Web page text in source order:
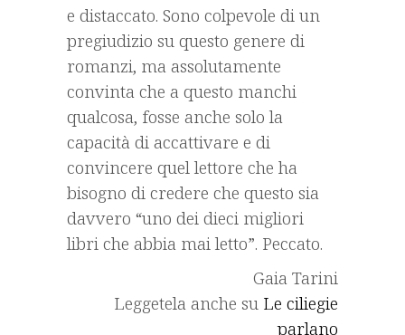
e distaccato. Sono colpevole di un
pregiudizio su questo genere di
romanzi, ma assolutamente
convinta che a questo manchi
qualcosa, fosse anche solo la
capacità di accattivare e di
convincere quel lettore che ha
bisogno di credere che questo sia
davvero “uno dei dieci migliori
libri che abbia mai letto”. Peccato.
Gaia Tarini
Leggetela anche su Le ciliegie
parlano